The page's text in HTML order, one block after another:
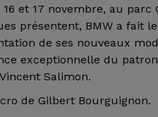
16 et 17 novembre, au parc
présentent, BMW a fait
de ses nouveaux
exceptionnelle du
Salimon.
de Gilbert Bourguignon.